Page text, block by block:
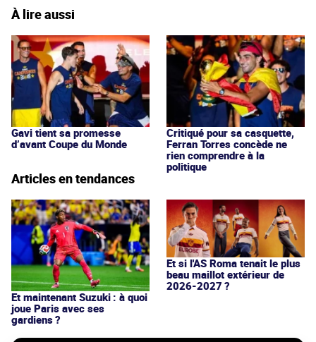
À lire aussi
Gavi tient sa promesse
d’avant Coupe du Monde
Critiqué pour sa casquette,
Ferran Torres concède ne
rien comprendre à la
politique
Articles en tendances
Et maintenant Suzuki : à quoi
joue Paris avec ses
gardiens ?
Et si l'AS Roma tenait le plus
beau maillot extérieur de
2026-2027 ?